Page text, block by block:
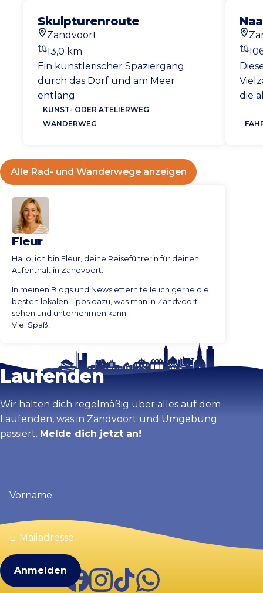
zu erreichen. Die unmittelbare
Umgebung lässt sich gut mit dem
Fahrrad erkunden.
entfernt. Ideal als Ausgangspunkt
für eine der Naturwanderungen.
Schau sie dir hier an
Skulpturenroute
Startort
Zandvoort
Entfernung
13,0 km
Ein künstlerischer Spaziergang
durch das Dorf und am Meer
entlang.
KUNST- ODER ATELIERWEG
WANDERWEG
die
Alle Rad- und Wanderwege anzeigen
Fleur
Hallo, ich bin Fleur, deine Reiseführerin für deinen
Aufenthalt in Zandvoort.
In meinen Blogs und Newslettern teile ich gerne die
besten lokalen Tipps dazu, was man in Zandvoort
sehen und unternehmen kann.
Viel Spaß!
Bleib auf dem
Laufenden
Wir halten dich regelmäßig über alles auf dem
Laufenden, was in Zandvoort und Umgebung
passiert. Melde dich jetzt an!
(erforderlich)
E-
Mailadresse
FacebookInstagram
TikTokWhatsApp